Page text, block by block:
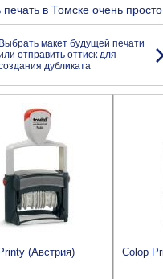
печать в Томске очень
Выбрать макет будущей печати
отправить оттиск для
дубликата
(Австрия) Colop